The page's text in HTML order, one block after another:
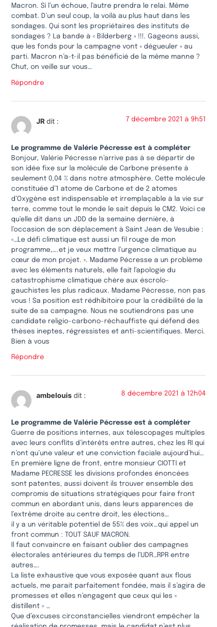
Macron. Si l’un échoue, l’autre prendra le relai. Même
combat. D’un seul coup, la voilà au plus haut dans les
sondages. Qui sont les propriétaires des instituts de
sondages ? La bande à « Bilderberg » !!!. Gageons aussi,
que les fonds pour la campagne vont « dégueuler » au
parti. Macron n’a-t-il pas bénéficié de la même manne ?
Chut, on veille sur vous…
Répondre
JR dit : 7 décembre 2021 à 9h51
Le programme de Valérie Pécresse est à compléter
Bonjour, Valérie Pécresse n’arrive pas à se départir de
son idée fixe sur la molécule de Carbone présente à
seulement 0,04 % dans notre atmosphère. Cette molécule
constituée d’1 atome de Carbone et de 2 atomes
d’Oxygène est indispensable et irremplaçable à la vie sur
terre, comme tout le monde le sait depuis le CM2. Voici ce
qu’elle dit dans un JDD de la semaine dernière, à
l’occasion de son déplacement à Saint Jean de Vesubie :
«…Le défi climatique est aussi un fil rouge de mon
programme,….et je veux mettre l’urgence climatique au
cœur de mon projet. ». Madame Pécresse a un problème
avec les éléments naturels, elle fait l’apologie du
catastrophisme climatique chère aux éscrolo-
gauchistes les plus radicaux. Madame Pécresse, non pas
vous ! Sa position est rédhibitoire pour la crédibilité de la
suite de sa campagne. Nous ne soutiendrons pas une
candidate religio-carbono-réchauffiste qui défend des
thèses ineptes, régressistes et anti-scientifiques. Merci.
Bien à vous
Répondre
ambelouis dit : 8 décembre 2021 à 12h04
Le programme de Valérie Pécresse est à compléter
Guerre de positions internes, aux télescopages multiples
avec leurs conflits d’intérêts entre autres, chez les RI qui
n’ont qu’une valeur et une conviction faciale aujourd’hui…
En première ligne de front, entre monsieur CIOTTI et
Madame PECRESSE les divisions profondes énoncées
sont patentes, aussi doivent ils trouver ensemble des
compromis de situations stratégiques pour faire front
commun en abordant unis, dans leurs apparences de
l’extrême droite au centre droit, les élections…
il y a un véritable potentiel de 55% des voix…qui appel un
front commun : TOUT SAUF MACRON.
Il faut convaincre en faisant oublier des campagnes
électorales antérieures du temps de l’UDR…RPR entre
autres….
La liste exhaustive que vous exposée quant aux flous
actuels, me parait parfaitement fondée, mais il s’agira de
promesses et elles n’engagent que ceux qui les «
distillent » …
Que d’excuses circonstancielles viendront empêcher la